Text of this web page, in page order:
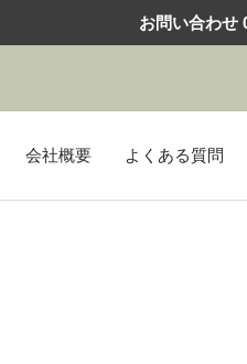
お問い合わせ
会社概要 よくある質問